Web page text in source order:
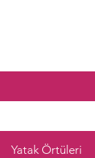
Yatak Örtüleri